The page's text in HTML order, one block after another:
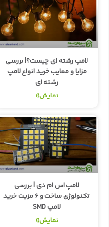
لامپ رشته ای چیست؟| بررسی
مزایا و معایب خرید انواع لامپ
رشته ای
نمایش»
لامپ اس ام دی | بررسی
تکنولوژی ساخت و ۶ مزیت خرید
لامپ SMD
نمایش»